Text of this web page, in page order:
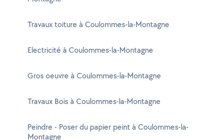
Travaux toiture à Coulommes-la-Montagne
Electricité à Coulommes-la-Montagne
Gros oeuvre à Coulommes-la-Montagne
Travaux Bois à Coulommes-la-Montagne
Peindre - Poser du papier peint à Coulommes-la-
Montagne